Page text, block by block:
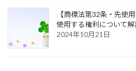
【商標法第32条・先使
使用する権利について解
2024年10月21日